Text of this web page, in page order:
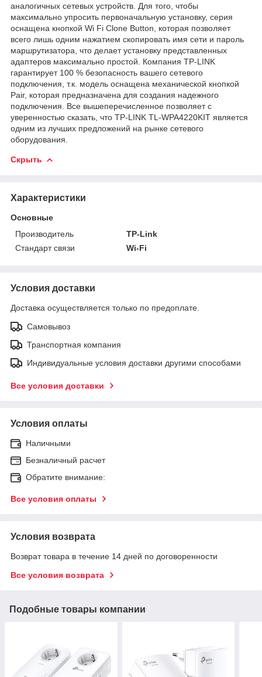
аналогичных сетевых устройств. Для того, чтобы
максимально упросить первоначальную установку, серия
оснащена кнопкой Wi Fi Clone Button, которая позволяет
всего лишь одним нажатием скопировать имя сети и пароль
маршрутизатора, что делает установку представленных
адаптеров максимально простой. Компания TP-LINK
гарантирует 100 % безопасность вашего сетевого
подключения, т.к. модель оснащена механической кнопкой
Pair, которая предназначена для создания надежного
подключения. Все вышеперечисленное позволяет с
уверенностью сказать, что TP-LINK TL-WPA4220KIT является
одним из лучших предложений на рынке сетевого
оборудования.
Скрыть
Характеристики
Основные
Производитель
TP-Link
Стандарт связи
Wi-Fi
Условия доставки
Доставка осуществляется только по предоплате.
Самовывоз
Транспортная компания
Индивидуальные условия доставки другими способами
Все условия доставки
Условия оплаты
Наличными
Безналичный расчет
Обратите внимание:
Все условия оплаты
Условия возврата
Возврат товара в течение 14 дней по договоренности
Все условия возврата
Подобные товары компании